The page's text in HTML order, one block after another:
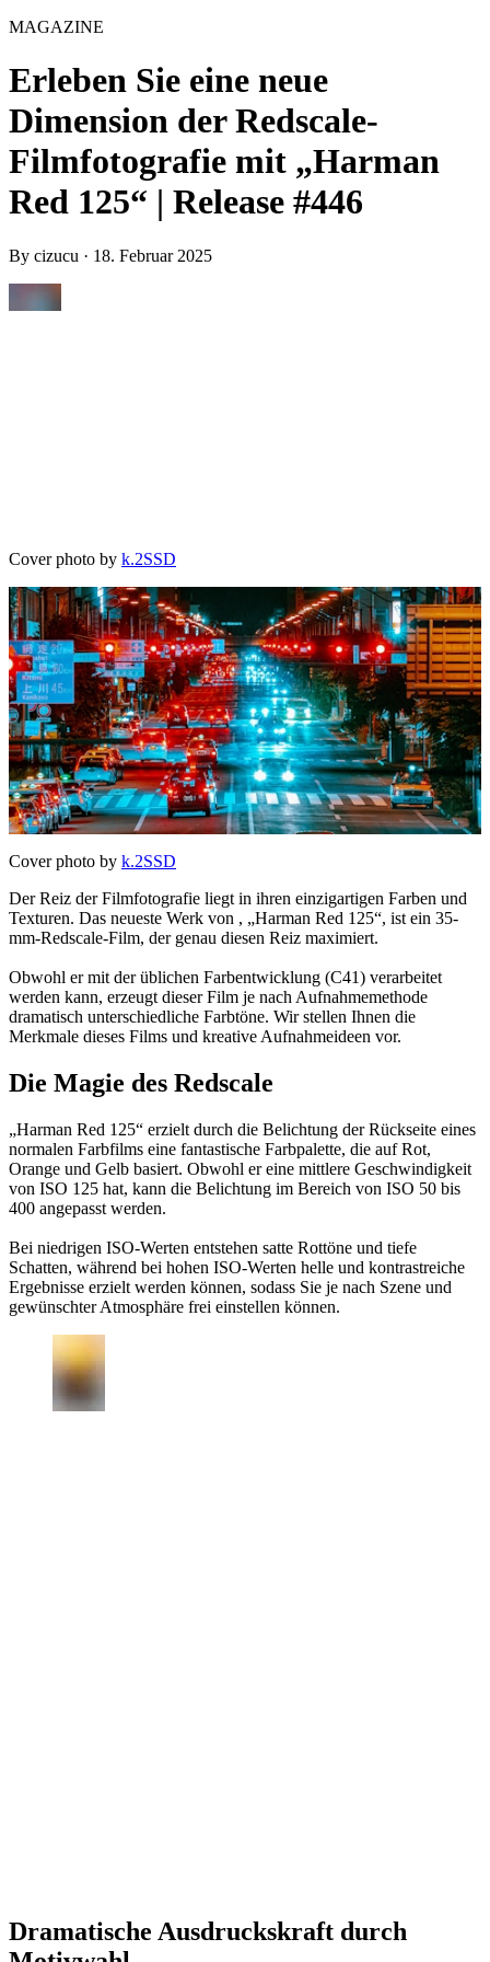
MAGAZINE
Erleben Sie eine neue
Dimension der Redscale-
Filmfotografie mit „Harman
Red 125“ | Release #446
By cizucu · 18. Februar 2025
Cover photo by k.2SSD
Cover photo by k.2SSD
Der Reiz der Filmfotografie liegt in ihren einzigartigen Farben und
Texturen. Das neueste Werk von , „Harman Red 125“, ist ein 35-
mm-Redscale-Film, der genau diesen Reiz maximiert.
Obwohl er mit der üblichen Farbentwicklung (C41) verarbeitet
werden kann, erzeugt dieser Film je nach Aufnahmemethode
dramatisch unterschiedliche Farbtöne. Wir stellen Ihnen die
Merkmale dieses Films und kreative Aufnahmeideen vor.
Die Magie des Redscale
„Harman Red 125“ erzielt durch die Belichtung der Rückseite eines
normalen Farbfilms eine fantastische Farbpalette, die auf Rot,
Orange und Gelb basiert. Obwohl er eine mittlere Geschwindigkeit
von ISO 125 hat, kann die Belichtung im Bereich von ISO 50 bis
400 angepasst werden.
Bei niedrigen ISO-Werten entstehen satte Rottöne und tiefe
Schatten, während bei hohen ISO-Werten helle und kontrastreiche
Ergebnisse erzielt werden können, sodass Sie je nach Szene und
gewünschter Atmosphäre frei einstellen können.
Dramatische Ausdruckskraft durch